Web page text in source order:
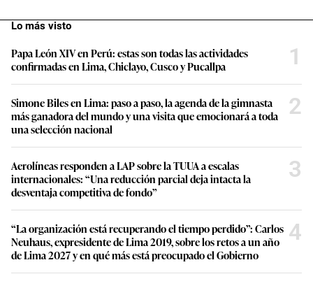
Lo más visto
Papa León XIV en Perú: estas son todas las actividades
confirmadas en Lima, Chiclayo, Cusco y Pucallpa
1
Simone Biles en Lima: paso a paso, la agenda de la gimnasta
más ganadora del mundo y una visita que emocionará a toda
una selección nacional
2
Aerolíneas responden a LAP sobre la TUUA a escalas
internacionales: “Una reducción parcial deja intacta la
desventaja competitiva de fondo”
3
“La organización está recuperando el tiempo perdido”: Carlos
Neuhaus, expresidente de Lima 2019, sobre los retos a un año
de Lima 2027 y en qué más está preocupado el Gobierno
4